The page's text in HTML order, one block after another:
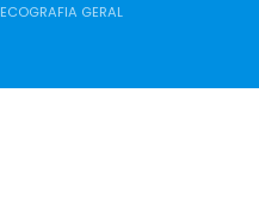
ECOGRAFIA GERAL